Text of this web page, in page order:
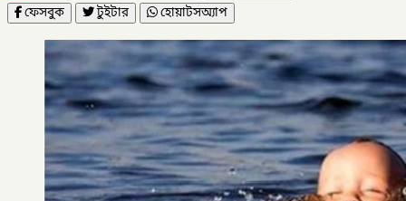
ফেসবুক
টুইটার হোয়াটসঅ্যাপ